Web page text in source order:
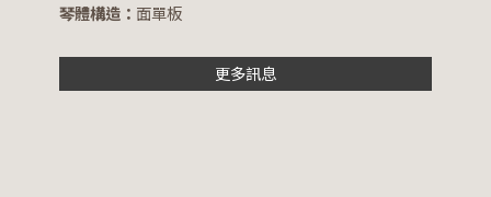
琴體構造： 面單板
更多訊息